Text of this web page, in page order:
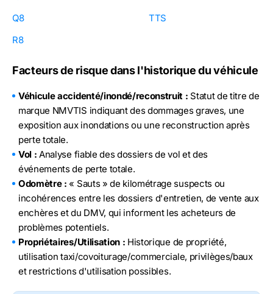
Q8
R8
TTS
Facteurs de risque dans l'historique du véhicule
Véhicule accidenté/inondé/reconstruit : Statut de titre de
marque NMVTIS indiquant des dommages graves, une
exposition aux inondations ou une reconstruction après
perte totale.
Vol : Analyse fiable des dossiers de vol et des
événements de perte totale.
Odomètre : « Sauts » de kilométrage suspects ou
incohérences entre les dossiers d'entretien, de vente aux
enchères et du DMV, qui informent les acheteurs de
problèmes potentiels.
Propriétaires/Utilisation : Historique de propriété,
utilisation taxi/covoiturage/commerciale, privilèges/baux
et restrictions d'utilisation possibles.